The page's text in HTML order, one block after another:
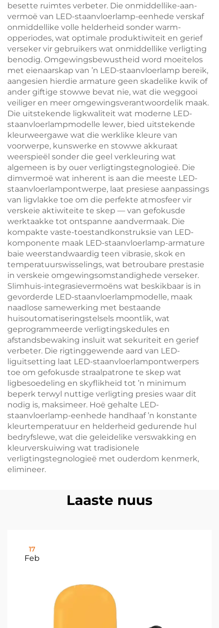
besette ruimtes verbeter. Die onmiddellike-aan-
vermoë van LED-staanvloerlamp-eenhede verskaf
onmiddellike volle helderheid sonder warm-
opperiodes, wat optimale produktiwiteit en gerief
verseker vir gebruikers wat onmiddellike verligting
benodig. Omgewingsbewustheid word moeitelos
met eienaarskap van ’n LED-staanvloerlamp bereik,
aangesien hierdie armature geen skadelike kwik of
ander giftige stowwe bevat nie, wat die weggooi
veiliger en meer omgewingsverantwoordelik maak.
Die uitstekende ligkwaliteit wat moderne LED-
staanvloerlampmodelle lewer, bied uitstekende
kleurweergawe wat die werklike kleure van
voorwerpe, kunswerke en stowwe akkuraat
weerspieël sonder die geel verkleuring wat
algemeen is by ouer verligtingstegnologieë. Die
dimvermoë wat inherent is aan die meeste LED-
staanvloerlampontwerpe, laat presiese aanpassings
van ligvlakke toe om die perfekte atmosfeer vir
verskeie aktiwiteite te skep — van gefokusde
werktaakke tot ontspanne aandvermaak. Die
kompakte vaste-toestandkonstruksie van LED-
komponente maak LED-staanvloerlamp-armature
baie weerstandwaardig teen vibrasie, skok en
temperatuurswisselings, wat betroubare prestasie
in verskeie omgewingsomstandighede verseker.
Slimhuis-integrasievermoëns wat beskikbaar is in
gevorderde LED-staanvloerlampmodelle, maak
naadlose samewerking met bestaande
huisoutomatiseringstelsels moontlik, wat
geprogrammeerde verligtingskedules en
afstandsbewaking insluit wat sekuriteit en gerief
verbeter. Die rigtinggewende aard van LED-
liguitsetting laat LED-staanvloerlampontwerpers
toe om gefokusde straalpatrone te skep wat
ligbesoedeling en skyflikheid tot ’n minimum
beperk terwyl nuttige verligting presies waar dit
nodig is, maksimeer. Hoë gehalte LED-
staanvloerlamp-eenhede handhaaf ’n konstante
kleurtemperatuur en helderheid gedurende hul
bedryfslewe, wat die geleidelike verswakking en
kleurverskuiwing wat tradisionele
verligtingstegnologieë met ouderdom kenmerk,
elimineer.
Laaste nuus
17
Feb